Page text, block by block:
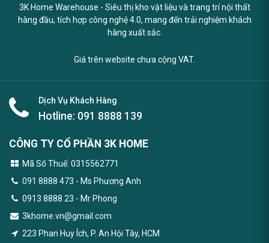
3K Home Warehouse - Siêu thị kho vật liệu và trang trí nội thất
hàng đầu, tích hợp công nghệ 4.0, mang đến trải nghiệm khách
hàng xuất sắc.
Giá trên website chưa cộng VAT.
Dịch Vụ Khách Hàng
Hotline: 091 8888 139
CÔNG TY CỔ PHẦN 3K HOME
Mã Số Thuế: 0315562771
091 8888 473 - Ms Phương Anh
0913 8888 23 - Mr Phong
3khome.vn@gmail.com
223 Phan Huy Ích, P. An Hội Tây, HCM